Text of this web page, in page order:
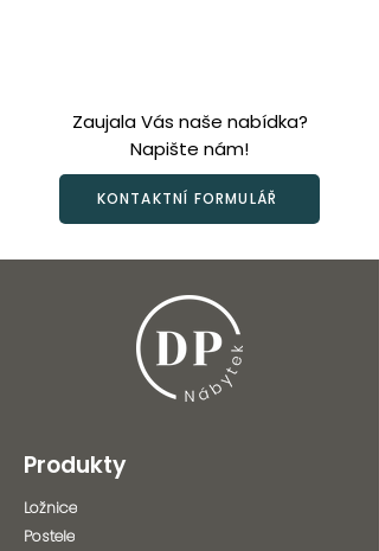
Zaujala Vás naše nabídka?
Napište nám!
KONTAKTNÍ FORMULÁŘ
Produkty
Ložnice
Postele